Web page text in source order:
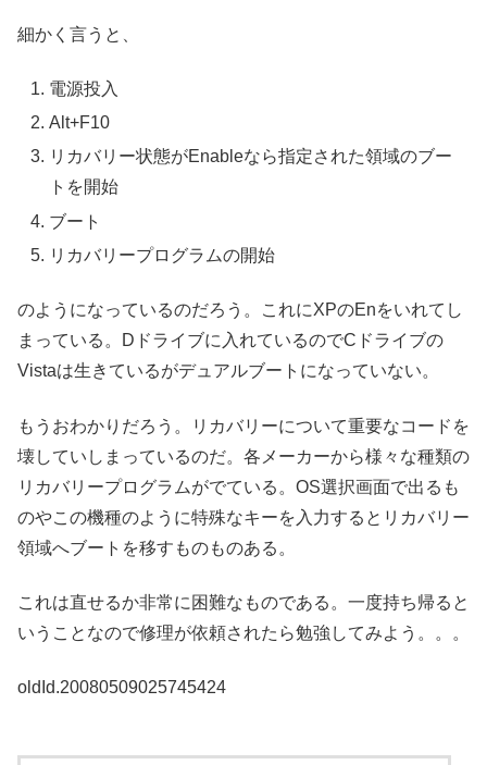
細かく言うと、
電源投入
Alt+F10
リカバリー状態がEnableなら指定された領域のブー
トを開始
ブート
リカバリープログラムの開始
のようになっているのだろう。これにXPのEnをいれてし
まっている。Dドライブに入れているのでCドライブの
Vistaは生きているがデュアルブートになっていない。
もうおわかりだろう。リカバリーについて重要なコードを
壊していしまっているのだ。各メーカーから様々な種類の
リカバリープログラムがでている。OS選択画面で出るも
のやこの機種のように特殊なキーを入力するとリカバリー
領域へブートを移すものものある。
これは直せるか非常に困難なものである。一度持ち帰ると
いうことなので修理が依頼されたら勉強してみよう。。。
oldId.20080509025745424